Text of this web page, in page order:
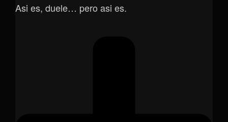
Asi es, duele… pero asi es.